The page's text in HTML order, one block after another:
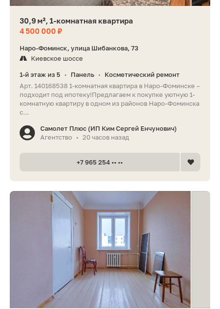
30,9 м², 1-комнатная квартира
4 500 000 ₽
Наро-Фоминск, улица Шибанкова, 73
Киевское шоссе
1-й этаж из 5 • Панель •
Косметический ремонт
Арт. 140168538 1-комнатная квартира в Наро-Фоминске –
подходит под ипотеку!Предлагаем к покупке уютную 1-
комнатную квартиру в одном из районов Наро-Фоминска
с...
Самолет Плюс (ИП Ким Сергей Енчунович)
Агентство
• 20 часов назад
+7 965 254 •• ••